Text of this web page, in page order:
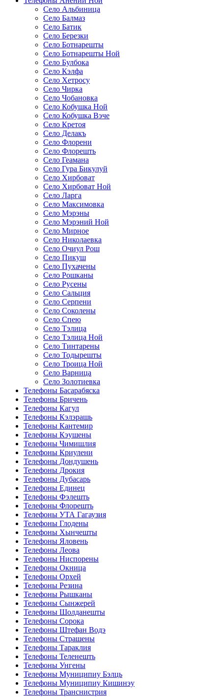
Село Альбиница
Село Балмаз
Село Батик
Село Березки
Село Ботнарешты
Село Ботнарешты Ной
Село Булбока
Село Кэлфа
Село Хетросу
Село Чирка
Село Чобановка
Село Кобушка Ной
Село Кобушка Вэче
Село Кретоя
Село Делакъ
Село Флорени
Село Флорешть
Село Геамана
Село Гура Бикулуй
Село Хирбоват
Село Хирбоват Ной
Село Ларга
Село Максимовка
Село Мэрэны
Село Мэрэний Ной
Село Мирное
Село Николаевка
Село Очиул Рош
Село Пикуш
Село Пухачены
Село Рошканы
Село Русены
Село Сальция
Село Серпени
Село Соколены
Село Спею
Село Тэлица
Село Тэлица Ной
Село Тинтарены
Село Тодырешты
Село Троица Ной
Село Варница
Село Золотиевка
Телефоны Басарабяска
Телефоны Бричень
Телефоны Кагул
Телефоны Кэлэрашь
Телефоны Кантемир
Телефоны Кэушены
Телефоны Чимишлия
Телефоны Криулени
Телефоны Дондушень
Телефоны Дрокия
Телефоны Дубасарь
Телефоны Единец
Телефоны Фэлешть
Телефоны Флорешть
Телефоны УТА Гагаузия
Телефоны Глодены
Телефоны Хынчешты
Телефоны Яловень
Телефоны Леова
Телефоны Ниспорены
Телефоны Окница
Телефоны Орхей
Телефоны Резина
Телефоны Рышканы
Телефоны Сынжерей
Телефоны Шолданешты
Телефоны Сорока
Телефоны Штефан Водэ
Телефоны Страшены
Телефоны Тараклия
Телефоны Теленешть
Телефоны Унгены
Телефоны Муниципиу Бэлць
Телефоны Муниципиу Кишинэу
Телефоны Транснистрия